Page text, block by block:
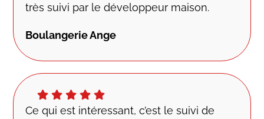
très suivi par le développeur maison.
Boulangerie Ange
Ce qui est intéressant, c’est le suivi de